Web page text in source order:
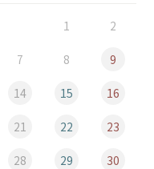
1 2
7 8 9
14 15 16
21 22 23
28 29 30